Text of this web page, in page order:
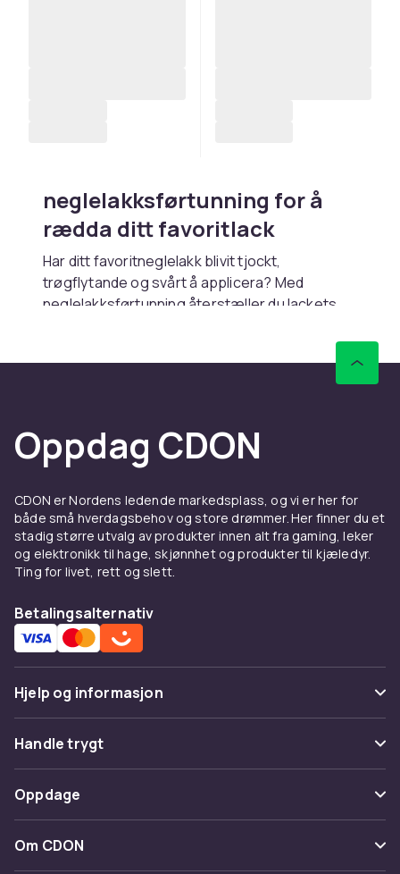
neglelakksførtunning for å
rædda ditt favoritlack
Har ditt favoritneglelakk blivit tjockt,
trøgflytande og svårt å applicera? Med
neglelakksførtunning återstæller du lackets
droppvis direkt i flaskan og blandas lett med
penseln for å gøra lacket flytigt og lættarbetat
kan førlænga livslængden på ditt favoritlack
med månader.
per gång, rulla flaskan førsiktigt mellan
handflatorna og testa konsistensen. Upprepa
vid behov tills du uppnår ønskad flytighet.
Undvik å tillsætta for mye på en gång, det kan
neglelakksførtunning fungerar på de flesta
konventionella neglelakker men skal ikke
anvændas på gellack eller shellac.
Varfør tjocknar neglelakk?
Løsningsmedlet i lacket avdunstar gradvis
hvert gång flaskan øppnas, vilket gør lacket
tjockare med tiden. Førvaring i direkt solljus
stængd og på ett svalt, mørkt stælle håller sig
Oppdag CDON
CDON er Nordens ledende markedsplass, og vi er her for
både små hverdagsbehov og store drømmer. Her finner du et
stadig større utvalg av produkter innen alt fra gaming, leker
og elektronikk til hage, skjønnhet og produkter til kjæledyr.
Ting for livet, rett og slett.
Betalingsalternativ
Hjelp og informasjon
Vanlige spørsmål
Spor pakke
Angre & returner her
Kontakt oss
Handle trygt
Betaling
Levering
Oppdage
Kategorier
Om CDON